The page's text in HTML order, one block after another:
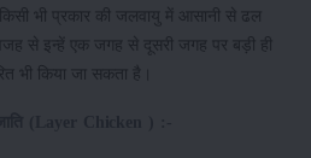
भी प्रकार की जलवायु में आसानी से ढल
से इन्हें एक जगह से दूसरी जगह पर बड़ी ही
भी किया जा सकता है।